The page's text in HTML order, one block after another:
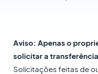
Aviso: Apenas o
solicitar a
Solicitações feitas de